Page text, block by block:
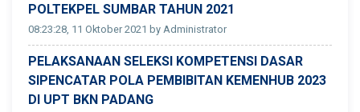
POLTEKPEL SUMBAR TAHUN 2021
08:23:28, 11 Oktober 2021 by Administrator
PELAKSANAAN SELEKSI KOMPETENSI DASAR
SIPENCATAR POLA PEMBIBITAN KEMENHUB 2023
DI UPT BKN PADANG